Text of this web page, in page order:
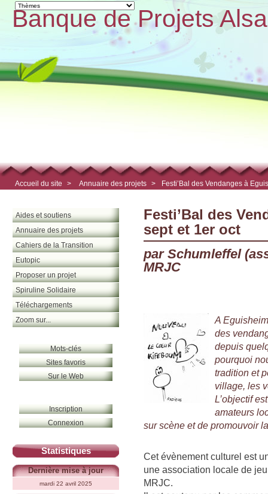
Banque de Projets
Accueil du site > Annuaire des projets > Festi’Bal des Vendanges à
Festi’Bal des
sept et 1er oct
par Schumleffel
MRJC
A
des
depuis
pourquoi
tradition et
village, les
L’objectif
amateurs
sur scène et de promouvoir
Cet évènement culturel est
une association locale de
MRJC.
Aides et soutiens
Annuaire des projets
Cahiers de la Transition
Eutopic
Proposer un projet
Spiruline Solidaire
Téléchargements
Zoom sur...
Mots-clés
Sites favoris
Sur le Web
Inscription
Connexion
Statistiques
Dernière mise à jour
mardi 22 avril 2025